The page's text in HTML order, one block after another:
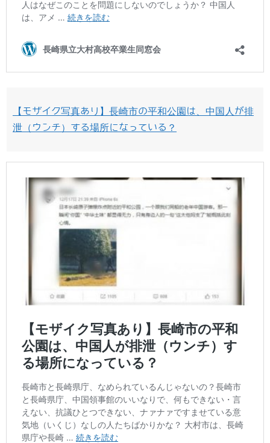
【モザイク写真あり】長崎市の平和公園は、中国人が排
泄（ウンチ）する場所になっている？